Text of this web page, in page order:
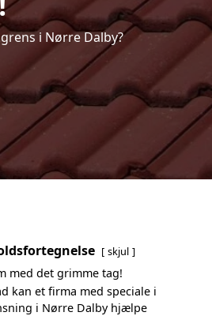
i Nørre Dalby?
skjul
med det grimme tag!
kan et firma med speciale i
i Nørre Dalby hjælpe